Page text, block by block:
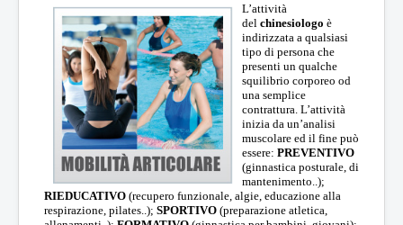
L’attività
del chinesiologo è
indirizzata a qualsiasi
tipo di persona che
presenti un qualche
squilibrio corporeo od
una semplice
contrattura. L’attività
inizia da un’analisi
muscolare ed il fine può
essere: PREVENTIVO
(ginnastica posturale, di
mantenimento..);
RIEDUCATIVO (recupero funzionale, algie, educazione alla
respirazione, pilates..); SPORTIVO (preparazione atletica,